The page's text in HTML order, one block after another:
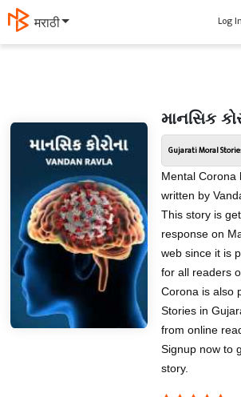
मराठी Log In
માનસિક
Gujarati Moral
Mental Corona
written by
This story is
response on
web since it is
for all readers
Corona is also
Stories in
from online
Signup now to
story.